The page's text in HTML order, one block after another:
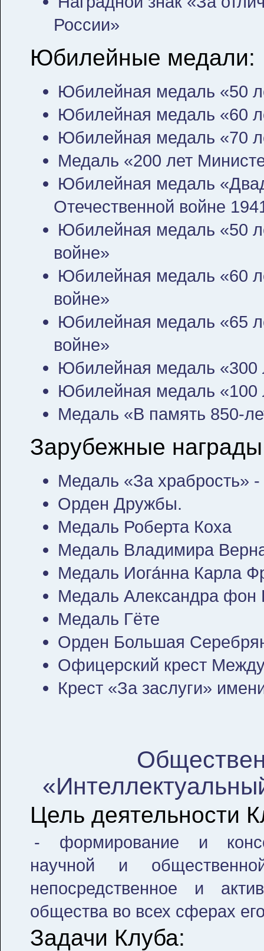
России»
Юбилейные медали:
Юбилейная медаль «50
Юбилейная медаль «60
Юбилейная медаль «70
Медаль «200 лет
Юбилейная медаль
Отечественной войне
Юбилейная медаль «50
войне»
Юбилейная медаль «60
войне»
Юбилейная медаль «65
войне»
Юбилейная медаль «300
Юбилейная медаль
Медаль «В память 850-
Зарубежные
Медаль «За храбрость»
Орден Дружбы.
Медаль Роберта Коха
Медаль Владимира
Медаль Иога́нна Карла
Медаль Александра фон
Медаль Гёте
Орден Большая
Офицерский крест
Крест «За заслуги»
Цель деятельности
- формирование и
научной и
непосредственное и
общества во всех сферах
Задачи Клуба: